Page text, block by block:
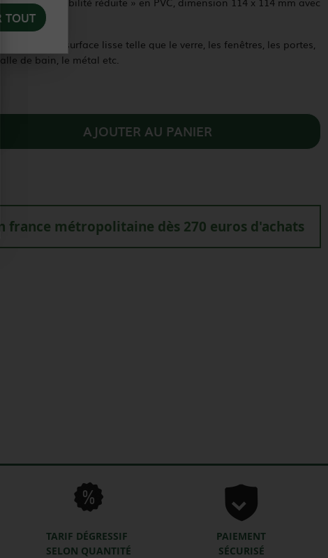
quelle surface lisse telle que le verre, les fenêtres, les portes,
de bain, le métal etc.
AJOUTER AU PANIER
france métropolitaine dès 270 euros d'achats
TARIF DÉGRESSIF
SELON QUANTITÉ
PAIEMENT
SÉCURISÉ
TOUT